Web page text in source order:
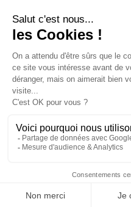
Office
© CCAM
Site réalisé par l'agence